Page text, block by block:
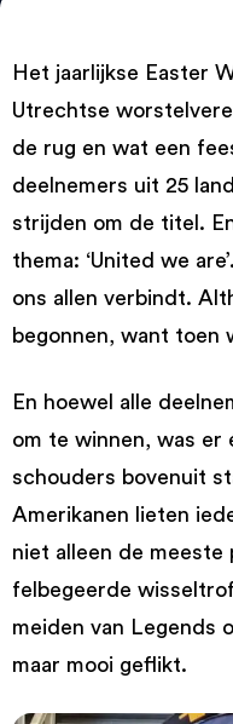
Het jaarlijkse Easter
Utrechtse
de rug en wat een
deelnemers uit 25
strijden om de titel.
thema: ‘United we
ons allen verbindt.
begonnen, want toen
En hoewel alle
om te winnen, was er
schouders bovenuit
Amerikanen lieten
niet alleen de meeste
felbegeerde
meiden van Legends
maar mooi geflikt.